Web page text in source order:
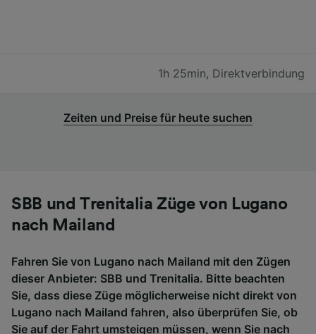
1h 25min, Direktverbindung
Zeiten und Preise für heute suchen
SBB und Trenitalia Züge von Lugano
nach Mailand
Fahren Sie von Lugano nach Mailand mit den Zügen
dieser Anbieter: SBB und Trenitalia. Bitte beachten
Sie, dass diese Züge möglicherweise nicht direkt von
Lugano nach Mailand fahren, also überprüfen Sie, ob
Sie auf der Fahrt umsteigen müssen, wenn Sie nach